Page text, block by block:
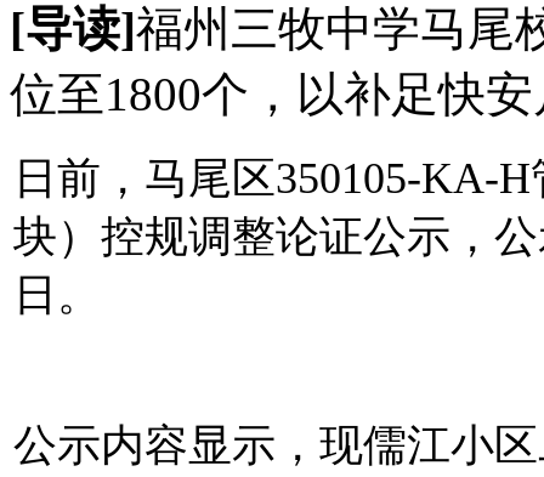
[导读]福州三牧中学马尾
位至1800个，以补足快
日前，马尾区350105-KA-
块）控规调整论证公示，
日。
公示内容显示，现儒江小